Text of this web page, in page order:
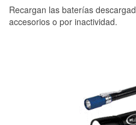
Recargan las baterías
accesorios o por inactividad.